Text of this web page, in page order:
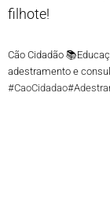
filhote!
Cão Cidadão
adestramento e
#CaoCidadao